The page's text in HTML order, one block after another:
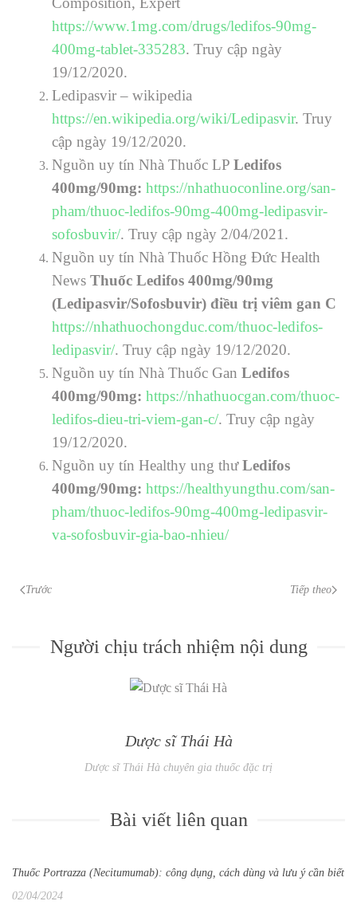
https://www.1mg.com/drugs/ledifos-90mg-
400mg-tablet-335283. Truy cập ngày
19/12/2020.
Ledipasvir – wikipedia
https://en.wikipedia.org/wiki/Ledipasvir. Truy
cập ngày 19/12/2020.
Nguồn uy tín Nhà Thuốc LP Ledifos
400mg/90mg: https://nhathuoconline.org/san-
pham/thuoc-ledifos-90mg-400mg-ledipasvir-
sofosbuvir/. Truy cập ngày 2/04/2021.
Nguồn uy tín Nhà Thuốc Hồng Đức Health
News Thuốc Ledifos 400mg/90mg
(Ledipasvir/Sofosbuvir) điều trị viêm gan C
https://nhathuochongduc.com/thuoc-ledifos-
ledipasvir/. Truy cập ngày 19/12/2020.
Nguồn uy tín Nhà Thuốc Gan Ledifos
400mg/90mg: https://nhathuocgan.com/thuoc-
ledifos-dieu-tri-viem-gan-c/. Truy cập ngày
19/12/2020.
Nguồn uy tín Healthy ung thưLedifos
400mg/90mg: https://healthyungthu.com/san-
pham/thuoc-ledifos-90mg-400mg-ledipasvir-
va-sofosbuvir-gia-bao-nhieu/
Trước Tiếp theo
Người chịu trách nhiệm nội dung
Dược sĩ Thái Hà
Dược sĩ Thái Hà chuyên gia thuốc đặc trị
Bài viết liên quan
Thuốc Portrazza (Necitumumab): công dụng, cách dùng và lưu ý cần biết
02/04/2024